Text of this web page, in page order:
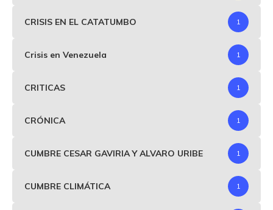
CRISIS EN EL CATATUMBO 1
Crisis en Venezuela 1
CRITICAS 1
CRÓNICA 1
CUMBRE CESAR GAVIRIA Y ALVARO URIBE 1
CUMBRE CLIMÁTICA 1